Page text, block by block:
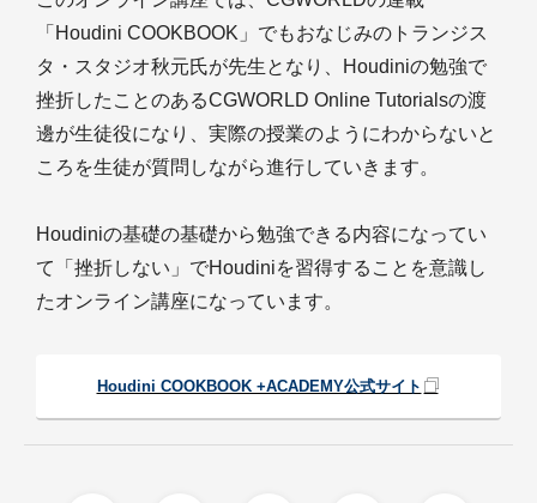
「Houdini COOKBOOK」でもおなじみのトランジス
タ・スタジオ秋元氏が先生となり、Houdiniの勉強で
挫折したことのあるCGWORLD Online Tutorialsの渡
邊が生徒役になり、実際の授業のようにわからないと
ころを生徒が質問しながら進行していきます。
Houdiniの基礎の基礎から勉強できる内容になってい
て「挫折しない」でHoudiniを習得することを意識し
たオンライン講座になっています。
Houdini COOKBOOK +ACADEMY公式サイト